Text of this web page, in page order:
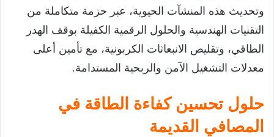
وتحديث هذه المنشآت الحيوية، عبر حزمة متكاملة من
التقنيات الهندسية والحلول الرقمية الكفيلة بوقف الهدر
الطاقي، وتقليص الانبعاثات الكربونية، مع تأمين أعلى
معدلات التشغيل الآمن والربحية المستدامة.
حلول تحسين كفاءة الطاقة في
المصافي القديمة